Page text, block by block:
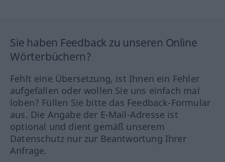
Sie haben Feedback zu unseren Online
Wörterbüchern?
Fehlt eine Übersetzung, ist Ihnen ein Fehler
aufgefallen oder wollen Sie uns einfach mal
loben? Füllen Sie bitte das Feedback-Formular
aus. Die Angabe der E-Mail-Adresse ist
optional und dient gemäß unserem
Datenschutz nur zur Beantwortung Ihrer
Anfrage.